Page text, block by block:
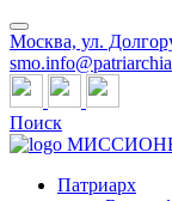
Москва, ул.
Поиск
Патриарх